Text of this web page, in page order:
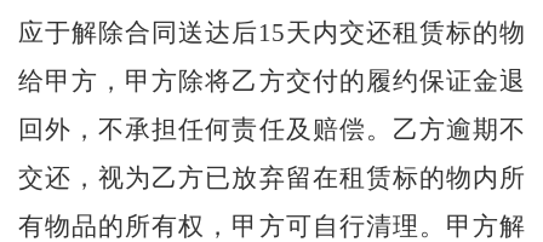
应于解除合同送达后15天内交还租赁标的物
给甲方，甲方除将乙方交付的履约保证金退
回外，不承担任何责任及赔偿。乙方逾期不
交还，视为乙方已放弃留在租赁标的物内所
有物品的所有权，甲方可自行清理。甲方解